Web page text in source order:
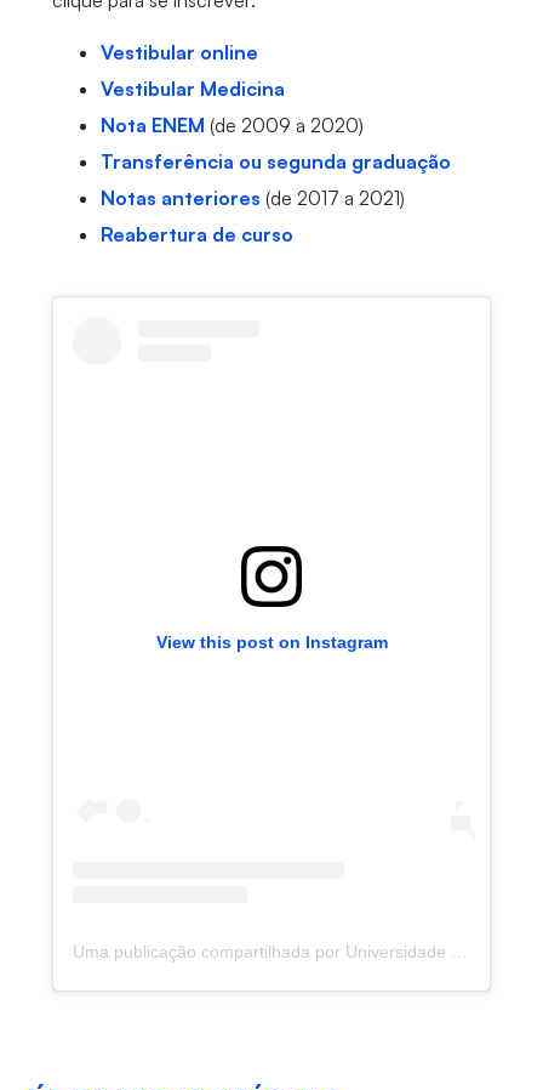
Vestibular online
Vestibular Medicina
Nota ENEM (de 2009 a 2020)
Transferência ou segunda graduação
Notas anteriores (de 2017 a 2021)
Reabertura de curso
View this post on Instagram
Uma publicação compartilhada por Universidade de Fortaleza (@uniforcomunica)